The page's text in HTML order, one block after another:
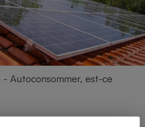
- Autoconsommer, est-ce